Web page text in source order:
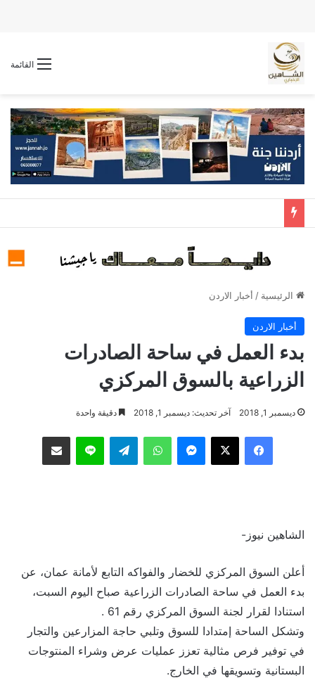
القائمة
الرئيسية / أخبار الاردن
أخبار الاردن
بدء العمل في ساحة الصادرات
الزراعية بالسوق المركزي
ديسمبر 1, 2018 آخر تحديث: ديسمبر 1, 2018 دقيقة واحدة
فيسبوك ‫X ماسنجر واتساب تيلقرام لاين مشاركة عبر البريد
الشاهين نيوز-
أعلن السوق المركزي للخضار والفواكه التابع لأمانة عمان، عن
بدء العمل في ساحة الصادرات الزراعية صباح اليوم السبت،
استنادا لقرار لجنة السوق المركزي رقم 61 .
وتشكل الساحة إمتدادا للسوق وتلبي حاجة المزارعين والتجار
في توفير فرص مثالية تعزز عمليات عرض وشراء المنتوجات
البستانية وتسويقها في الخارج.